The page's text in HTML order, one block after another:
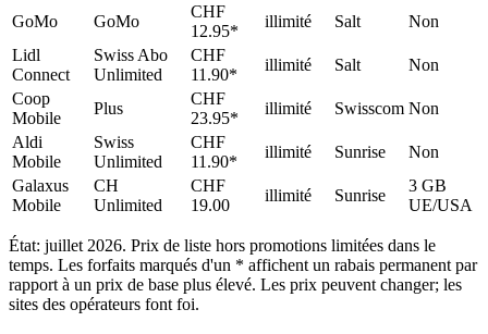
GoMo GoMo
CHF
12.95*
illimité Salt
Non
Lidl
Connect
Swiss Abo
Unlimited
CHF
11.90*
illimité Salt
Non
Coop
Mobile
Plus
CHF
23.95*
illimité Swisscom Non
Aldi
Mobile
Swiss
Unlimited
CHF
11.90*
illimité Sunrise
Non
Galaxus
Mobile
CH
Unlimited
CHF
19.00
illimité Sunrise
3 GB
UE/USA
État: juillet 2026. Prix de liste hors promotions limitées dans le
temps. Les forfaits marqués d'un * affichent un rabais permanent par
rapport à un prix de base plus élevé. Les prix peuvent changer; les
sites des opérateurs font foi.